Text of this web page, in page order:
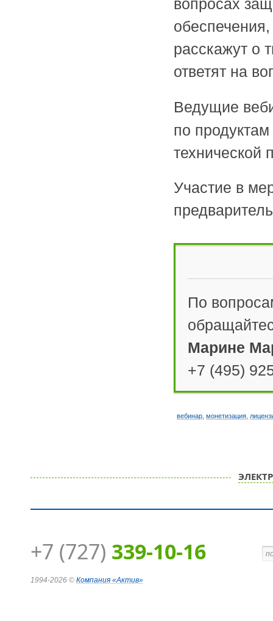
вопросах
расскажут о
ответят на
Ведущие
по
технической
Участие в
По
Марине
+7 (495)
вебинар монетизация
+7 (727) 339-10-16
1994-2026 © Компания «Актив»